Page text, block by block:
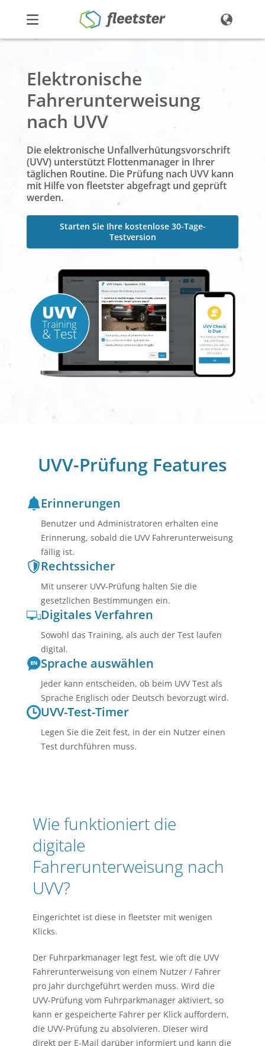
Preise
Über uns
Kontakt
Demo Login
Elektronische
Fahrerunterweisung
nach UVV
Die elektronische Unfallverhütungsvorschrift
(UVV) unterstützt Flottenmanager in Ihrer
täglichen Routine. Die Prüfung nach UVV kann
mit Hilfe von fleetster abgefragt und geprüft
werden.
Starten Sie Ihre kostenlose 30-Tage-
Testversion
UVV-Prüfung Features
Erinnerungen
Benutzer und Administratoren erhalten eine
Erinnerung, sobald die UVV Fahrerunterweisung
fällig ist.
Rechtssicher
Mit unserer UVV-Prüfung halten Sie die
gesetzlichen Bestimmungen ein.
Digitales Verfahren
Sowohl das Training, als auch der Test laufen
digital.
Sprache auswählen
Jeder kann entscheiden, ob beim UVV Test als
Sprache Englisch oder Deutsch bevorzugt wird.
UVV-Test-Timer
Legen Sie die Zeit fest, in der ein Nutzer einen
Test durchführen muss.
Wie funktioniert die
digitale
Fahrerunterweisung nach
UVV?
Eingerichtet ist diese in fleetster mit wenigen
Klicks.
Der Fuhrparkmanager legt fest, wie oft die UVV
Fahrerunterweisung von einem Nutzer / Fahrer
pro Jahr durchgeführt werden muss. Wird die
UVV-Prüfung vom Fuhrparkmanager aktiviert, so
kann er gespeicherte Fahrer per Klick auffordern,
die UVV-Prüfung zu absolvieren. Dieser wird
direkt per E-Mail darüber informiert und kann die